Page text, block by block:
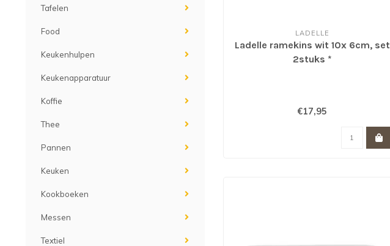
Tafelen
Food
Keukenhulpen
Keukenapparatuur
Koffie
Thee
Pannen
Keuken
Kookboeken
Messen
Textiel
LADELLE
Ladelle ramekins wit 10x 6cm, set
2stuks *
€17,95